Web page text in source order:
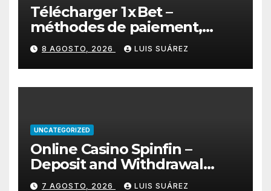
Télécharger 1 x Bet –
méthodes de paiement,
retraits rapides et bonus de
bienvenue
8 AGOSTO, 2026 LUIS SUÁREZ
UNCATEGORIZED
Online Casino Spinfin –
Deposit and Withdrawal
Methods Explained
7 AGOSTO, 2026 LUIS SUÁREZ